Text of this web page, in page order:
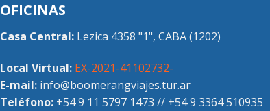
OFICINAS
Casa Central:Lezica 4358 "1", CABA (1202)
Local Virtual: EX-2021-41102732-
E-mail:info@boomerangviajes.tur.ar
Teléfono: +54 9 11 5797 1473 // +54 9 3364 510935